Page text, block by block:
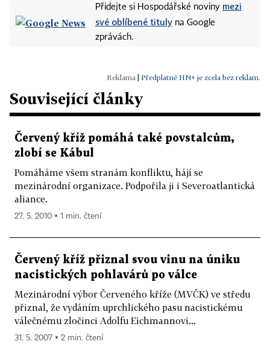
Přidejte si Hospodářské noviny mezi
své oblíbené tituly na Google
zprávách.
Předplatné HN+ je zcela bez reklam.
Související články
Červený kříž pomáhá také povstalcům,
zlobí se Kábul
Pomáháme všem stranám konfliktu, hájí se
mezinárodní organizace. Podpořila ji i Severoatlantická
aliance.
27. 5. 2010 ▪ 1 min. čtení
Červený kříž přiznal svou vinu na úniku
nacistických pohlavárů po válce
Mezinárodní výbor Červeného kříže (MVČK) ve středu
přiznal, že vydáním uprchlického pasu nacistickému
válečnému zločinci Adolfu Eichmannovi...
31. 5. 2007 ▪ 2 min. čtení